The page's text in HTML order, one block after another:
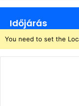
Időjárás
You need to set the